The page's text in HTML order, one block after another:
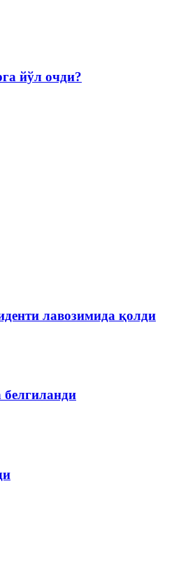
йўл очди?
лавозимида қолди
белгиланди